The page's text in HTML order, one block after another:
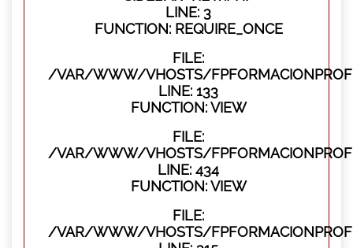
LINE: 3
FUNCTION: REQUIRE_ONCE
FILE:
/VAR/WWW/VHOSTS/
LINE: 133
FUNCTION: VIEW
FILE:
/VAR/WWW/VHOSTS/
LINE: 434
FUNCTION: VIEW
FILE:
/VAR/WWW/VHOSTS/